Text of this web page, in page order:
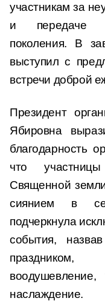
участникам за
и передаче
поколения. В
выступил с
встречи доброй
Президент
Ябировна
благодарность
что
Священной
сиянием в
подчеркнула
события,
наслаждение.